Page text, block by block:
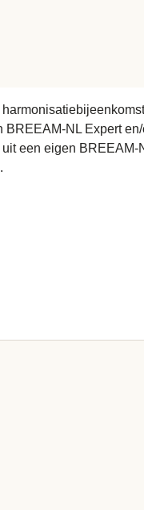
BREEAM-NL Expert
een eigen BREEAM-